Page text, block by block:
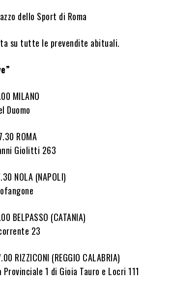
dello Sport di Roma
su tutte le prevendite abituali.
MILANO
Duomo
ROMA
Giolitti 263
NOLA (NAPOLI)
BELPASSO (CATANIA)
23
RIZZICONI (REGGIO CALABRIA)
1 di Gioia Tauro e Locri 111